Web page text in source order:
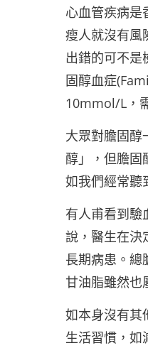
心血管疾病是
瘦人就沒有風
出錯的可不是
固醇血症
10mmol/L，
大眾對膽固醇
醇」，但膽固
如我們經常聽
有人甫看到驗
說，醫生在決
長期病患。總
甘油脂雖然也
如本身沒有其
生活習慣，如